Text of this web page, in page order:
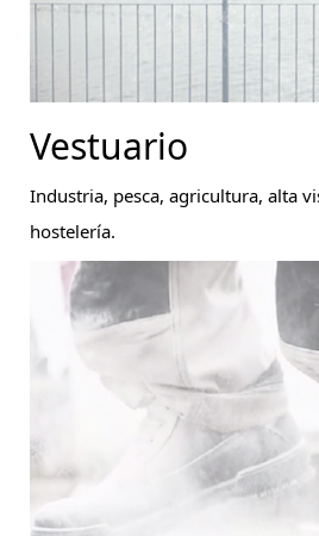
Vestuario
Industria, pesca, agricultura, alta
hostelería.